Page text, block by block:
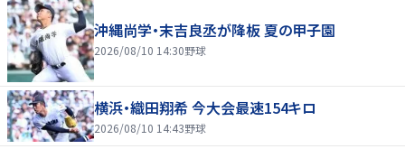
沖縄尚学・末吉良丞が降板 夏の甲子園
2026/08/10 14:30野球
横浜・織田翔希 今大会最速154キロ
2026/08/10 14:43野球